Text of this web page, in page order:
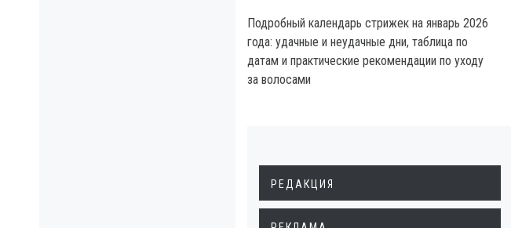
Подробный календарь стрижек на январь 2026
года: удачные и неудачные дни, таблица по
датам и практические рекомендации по уходу
за волосами
РЕДАКЦИЯ